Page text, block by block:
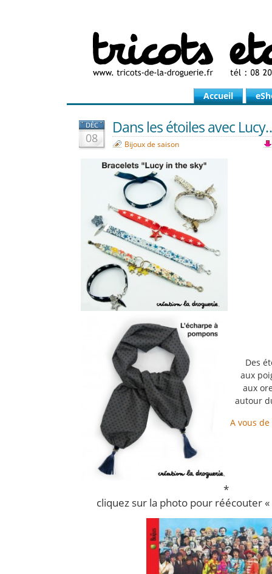
Accueil
DÉC
08
Dans les étoiles avec
Bijoux de saison
Des
aux
aux
autour
A vous
*
cliquez sur la photo pour réécouter